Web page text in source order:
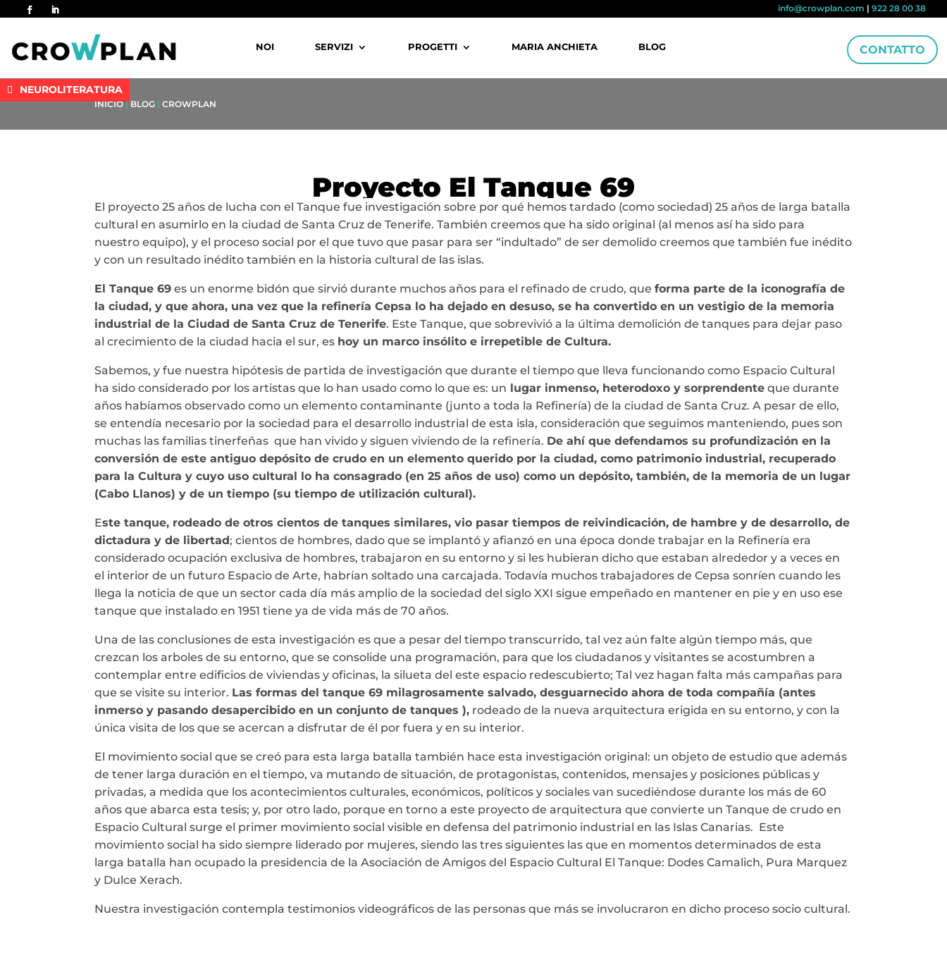
info@crowplan.com | 922 28 00 38
NOI SERVIZI PROGETTI MARIA ANCHIETA BLOG CONTATTO
NEUROLITERATURA
INICIO |BLOG |CROWPLAN
Proyecto El Tanque 69
El proyecto 25 años de lucha con el Tanque fue investigación sobre por qué hemos tardado (como sociedad) 25 años de larga batalla
cultural en asumirlo en la ciudad de Santa Cruz de Tenerife. También creemos que ha sido original (al menos así ha sido para
nuestro equipo), y el proceso social por el que tuvo que pasar para ser “indultado” de ser demolido creemos que también fue inédito
y con un resultado inédito también en la historia cultural de las islas.
El Tanque 69 es un enorme bidón que sirvió durante muchos años para el refinado de crudo, queforma parte de la iconografía de
la ciudad, y que ahora, una vez que la refinería Cepsa lo ha dejado en desuso, se ha convertido en un vestigio de la memoria
industrial de la Ciudad de Santa Cruz de Tenerife. Este Tanque, que sobrevivió a la última demolición de tanques para dejar paso
al crecimiento de la ciudad hacia el sur, es hoy un marco insólito e irrepetible de Cultura.
Sabemos, y fue nuestra hipótesis de partida de investigación que durante el tiempo que lleva funcionando como Espacio Cultural
ha sido considerado por los artistas que lo han usado como lo que es: un lugar inmenso, heterodoxo y sorprendente que durante
años habíamos observado como un elemento contaminante (junto a toda la Refinería) de la ciudad de Santa Cruz. A pesar de ello,
se entendía necesario por la sociedad para el desarrollo industrial de esta isla, consideración que seguimos manteniendo, pues son
muchas las familias tinerfeñas que han vivido y siguen viviendo de la refinería. De ahí que defendamos su profundización en la
conversión de este antiguo depósito de crudo en un elemento querido por la ciudad, como patrimonio industrial, recuperado
para la Cultura y cuyo uso cultural lo ha consagrado (en 25 años de uso) como un depósito, también, de la memoria de un lugar
(Cabo Llanos) y de un tiempo (su tiempo de utilización cultural).
Este tanque, rodeado de otros cientos de tanques similares, vio pasar tiempos de reivindicación, de hambre y de desarrollo, de
dictadura y de libertad ; cientos de hombres, dado que se implantó y afianzó en una época donde trabajar en la Refinería era
considerado ocupación exclusiva de hombres, trabajaron en su entorno y si les hubieran dicho que estaban alrededor y a veces en
el interior de un futuro Espacio de Arte, habrían soltado una carcajada. Todavía muchos trabajadores de Cepsa sonríen cuando les
llega la noticia de que un sector cada día más amplio de la sociedad del siglo XXI sigue empeñado en mantener en pie y en uso ese
tanque que instalado en 1951 tiene ya de vida más de 70 años.
Una de las conclusiones de esta investigación es que a pesar del tiempo transcurrido, tal vez aún falte algún tiempo más, que
crezcan los arboles de su entorno, que se consolide una programación, para que los ciudadanos y visitantes se acostumbren a
contemplar entre edificios de viviendas y oficinas, la silueta del este espacio redescubierto; Tal vez hagan falta más campañas para
que se visite su interior. Las formas del tanque 69 milagrosamente salvado, desguarnecido ahora de toda compañía (antes
inmerso y pasando desapercibido en un conjunto de tanques ), rodeado de la nueva arquitectura erigida en su entorno, y con la
única visita de los que se acercan a disfrutar de él por fuera y en su interior.
El movimiento social que se creó para esta larga batalla también hace esta investigación original: un objeto de estudio que además
de tener larga duración en el tiempo, va mutando de situación, de protagonistas, contenidos, mensajes y posiciones públicas y
privadas, a medida que los acontecimientos culturales, económicos, políticos y sociales van sucediéndose durante los más de 60
años que abarca esta tesis; y, por otro lado, porque en torno a este proyecto de arquitectura que convierte un Tanque de crudo en
Espacio Cultural surge el primer movimiento social visible en defensa del patrimonio industrial en las Islas Canarias. Este
movimiento social ha sido siempre liderado por mujeres, siendo las tres siguientes las que en momentos determinados de esta
larga batalla han ocupado la presidencia de la Asociación de Amigos del Espacio Cultural El Tanque: Dodes Camalich, Pura Marquez
y Dulce Xerach.
Nuestra investigación contempla testimonios videográficos de las personas que más se involucraron en dicho proceso socio cultural.